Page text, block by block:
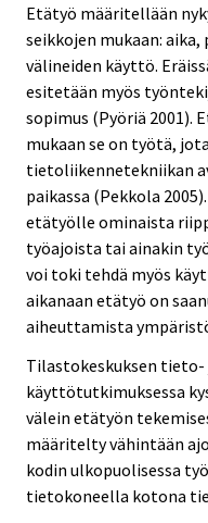
Etätyö määritellään
seikkojen mukaan:
välineiden käyttö.
esitetään myös
sopimus (Pyöriä 2001).
mukaan se on työtä,
tietoliikennetekniikan
paikassa (Pekkola
etätyölle ominaista
työajoista tai ainakin
voi toki tehdä myös
aikanaan etätyö on
aiheuttamista
Tilastokeskuksen
käyttötutkimuksessa
välein etätyön
määritelty vähintään
kodin ulkopuolisessa
tietokoneella kotona